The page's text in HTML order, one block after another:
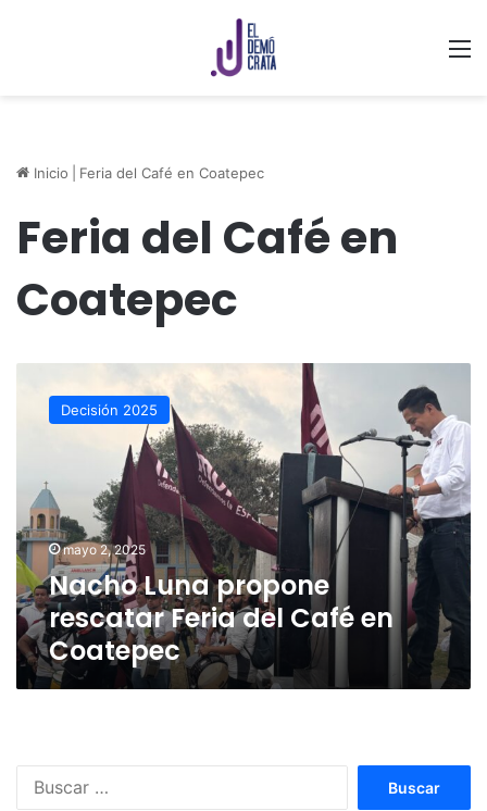
Inicio Feria del Café en Coatepec
Feria del Café en
Coatepec
propone
Café
en
Coatepec
Decisión 2025
mayo 2, 2025
Nacho Luna propone
rescatar Feria del Café en
Coatepec